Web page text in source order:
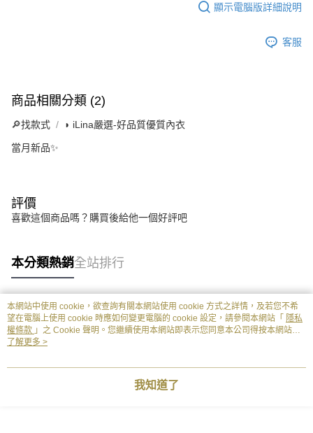
顯示電腦版詳細說明
客服
商品相關分類 (2)
🔎找款式 ◗ iLina嚴選-好品質優質內衣
當月新品✨
評價
喜歡這個商品嗎？購買後給他一個好評吧
本分類熱銷全站排行
熱門標籤
本網站中使用 cookie，欲查詢有關本網站使用 cookie 方式之詳情，及若您不希
望在電腦上使用 cookie 時應如何變更電腦的 cookie 設定，請參閱本網站「 隱私
權條款 」之 Cookie 聲明。您繼續使用本網站即表示您同意本公司得按本網站使
用條款之 Cookie 聲明使用 cookie。
了解更多 >
我知道了